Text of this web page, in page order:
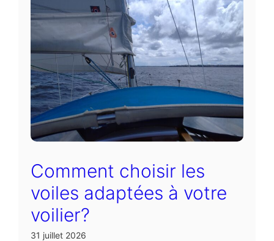
Comment choisir les
voiles adaptées à votre
voilier?
31 juillet 2026